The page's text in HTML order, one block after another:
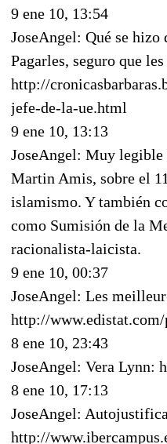
9 ene 10, 13:54
JoseAngel: Qué se hizo
Pagarles, seguro que
http://
jefe-de-la-ue.html
9 ene 10, 13:13
JoseAngel: Muy legible
Martin Amis, sobre el
islamismo. Y también
como Sumisión de la
racionalista-laicista.
9 ene 10, 00:37
JoseAngel: Les
http://www.edistat.com/
8 ene 10, 23:43
JoseAngel: Vera Lynn:
8 ene 10, 17:13
JoseAngel:
http://